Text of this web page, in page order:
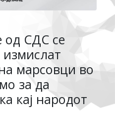
од СДС се
марсовци во
за да
кај народот